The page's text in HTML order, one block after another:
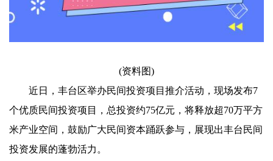
(资料图)
近日，丰台区举办民间投资项目推介活动，现场发布7
个优质民间投资项目，总投资约75亿元，将释放超70万平方
米产业空间，鼓励广大民间资本踊跃参与，展现出丰台民间
投资发展的蓬勃活力。